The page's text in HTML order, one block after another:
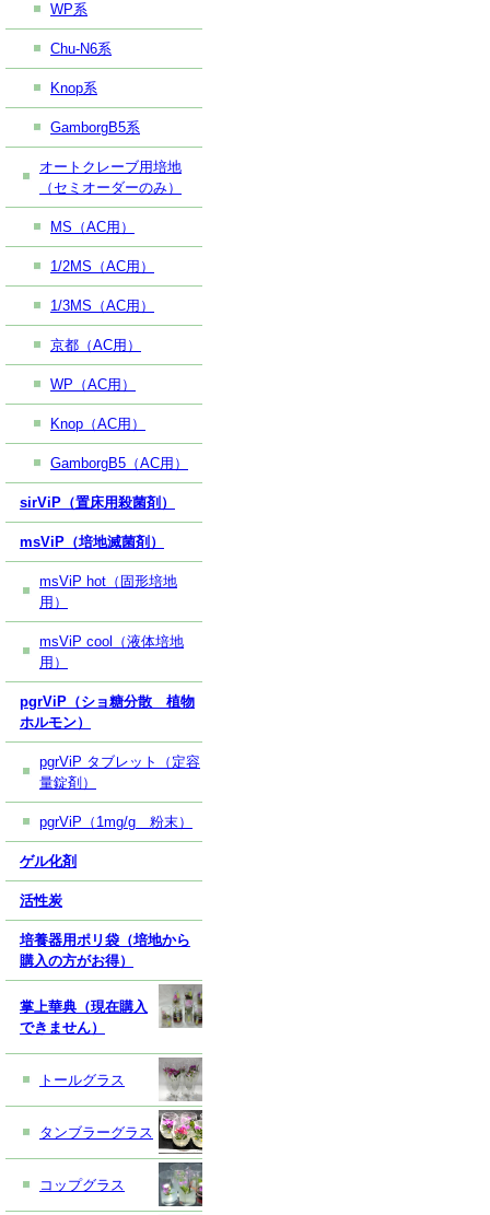
WP系
Chu-N6系
Knop系
GamborgB5系
オートクレーブ用培地
（セミオーダーのみ）
MS（AC用）
1/2MS（AC用）
1/3MS（AC用）
京都（AC用）
WP（AC用）
Knop（AC用）
GamborgB5（AC用）
sirViP（置床用殺菌剤）
msViP（培地滅菌剤）
msViP hot（固形培地
用）
msViP cool（液体培地
用）
pgrViP（ショ糖分散 植物
ホルモン）
pgrViP タブレット（定容
量錠剤）
pgrViP（1mg/g 粉末）
ゲル化剤
活性炭
培養器用ポリ袋（培地から
購入の方がお得）
掌上華典（現在購入
できません）
トールグラス
タンブラーグラス
コップグラス